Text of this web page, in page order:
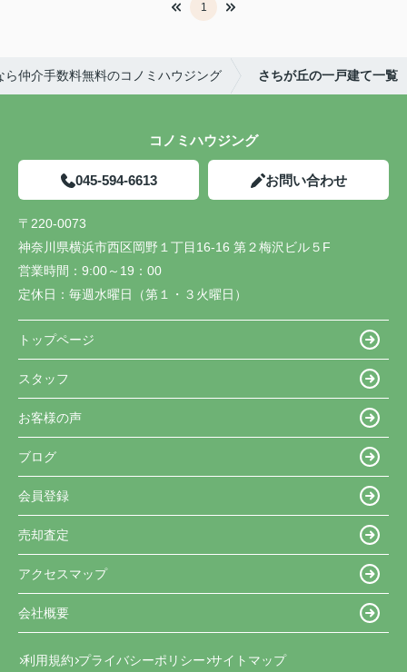
1
仲介手数料無料のコノミハウジング さちが丘の一戸建て一覧
コノミハウジング
045-594-6613 お問い合わせ
〒220-0073
神奈川県横浜市西区岡野１丁目16-16 第２梅沢ビル５F
営業時間： 9:00～19：00
定休日： 毎週水曜日（第１・３火曜日）
トップページ
スタッフ
お客様の声
ブログ
会員登録
売却査定
アクセスマップ
会社概要
利用規約 プライバシーポリシー サイトマップ